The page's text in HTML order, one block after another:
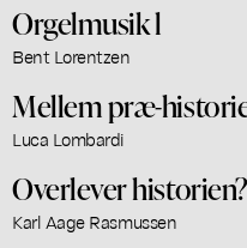
Orgelmusik l
Bent Lorentzen
Mellem præ-
Luca Lombardi
Overlever historien?
Karl Aage Rasmussen